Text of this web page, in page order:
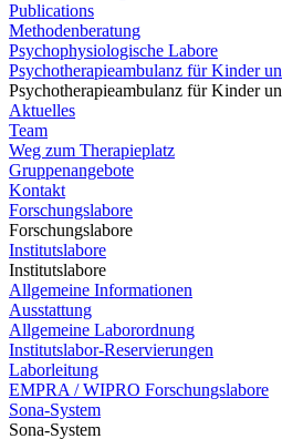
Publications
Methodenberatung
Psychophysiologische Labore
Psychotherapieambulanz für Kinder
Psychotherapieambulanz für Kinder
Aktuelles
Team
Weg zum Therapieplatz
Gruppenangebote
Kontakt
Forschungslabore
Forschungslabore
Institutslabore
Institutslabore
Allgemeine Informationen
Ausstattung
Allgemeine Laborordnung
Institutslabor-Reservierungen
Laborleitung
EMPRA / WIPRO Forschungslabore
Sona-System
Sona-System